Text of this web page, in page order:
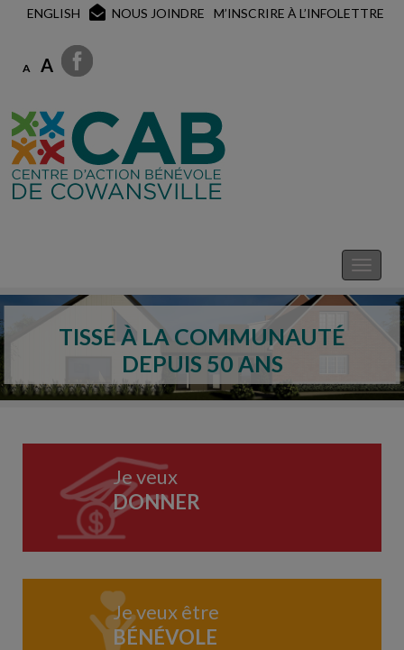
ENGLISH NOUS JOINDRE M’INSCRIRE À L’INFOLETTRE
A A
TISSÉ À LA COMMUNAUTÉ
DEPUIS 50 ANS
Je veux
DONNER
Je veux être
BÉNÉVOLE